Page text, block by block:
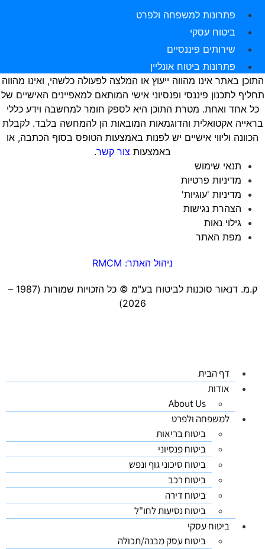
פתרונות למשפחה ולפרט
ביטוח עסקי
שירותים פיננסיים
פתרונות ביטוח אונליין
באתר אינו מהווה ייעוץ או המלצה לפעולה כלשהי, ואינו מהווה
לתכנון פיננסי ופנסיוני אישי המותאם למאפיינים האישיים של
כל אחד ואחת. מטרת התוכן היא לספק חומר למחשבה וידע כללי
בראייה אקטואלית והדוגמאות המובאות הן להמחשה בלבד. לקבלת
הכוונה וליווי אישיים יש לפנות באמצעות הטופס בסוף הכתבה, או
באמצעות צור קשר.
תנאי שימוש
מדיניות פרטיות
מדיניות 'עוגיות'
הצהרת נגישות
גילוי נאות
מפת האתר
ניהול האתר: RMCM
ק.מ. דנאור סוכנות לביטוח בע"מ ©️ כל הזכויות שמורות (1987 –
2026)
דף הבית
אודות
About Us
למשפחה ולפרט
ביטוח בריאות
ביטוח פנסיוני
ביטוח סיכוני גוף ונפש
ביטוח רכב
ביטוח דירה
ביטוח נסיעות לחו"ל
ביטוח עסקי
ביטוח עסק מבנה/תכולה